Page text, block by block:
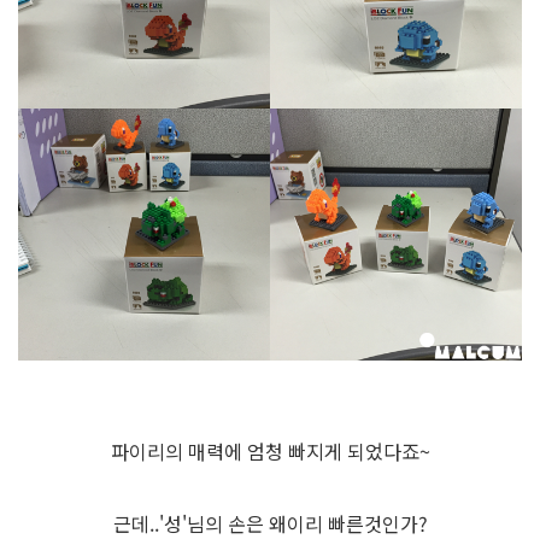
파이리의 매력에 엄청 빠지게 되었다죠~
근데..'성'님의 손은 왜이리 빠른것인가?